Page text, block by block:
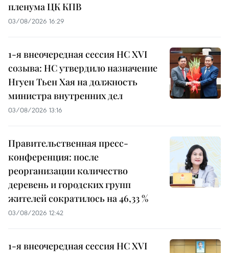
пленума ЦК КПВ
03/08/2026 16:29
1-я внеочередная сессия НС XVI
созыва: НС утвердило назначение
Нгуен Тьен Хая на должность
министра внутренних дел
03/08/2026 13:16
Правительственная пресс-
конференция: после
реорганизации количество
деревень и городских групп
жителей сократилось на 46,33 %
03/08/2026 12:42
1-я внеочередная сессия НС XVI